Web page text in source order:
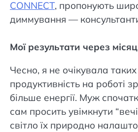
CONNECT, пропонують
диммування —
Мої результати через
Чесно, я не очікувала
продуктивність на роботі
більше енергії. Муж
сам просить увімкнути
світло їх природно